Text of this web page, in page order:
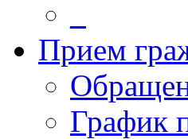
Прием
График